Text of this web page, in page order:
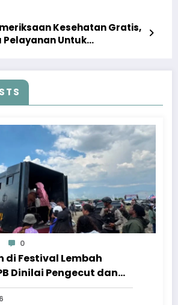
Kesehatan Gratis,
Pelayanan Untuk
0
di Festival Lembah
Dinilai Pengecut dan
Istiadat